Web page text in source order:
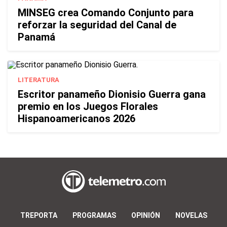
MINSEG crea Comando Conjunto para
reforzar la seguridad del Canal de
Panamá
LITERATURA
Escritor panameño Dionisio Guerra gana
premio en los Juegos Florales
Hispanoamericanos 2026
TREPORTA PROGRAMAS OPINIÓN NOVELAS